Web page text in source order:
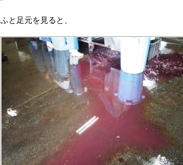
ふと足元を見ると、